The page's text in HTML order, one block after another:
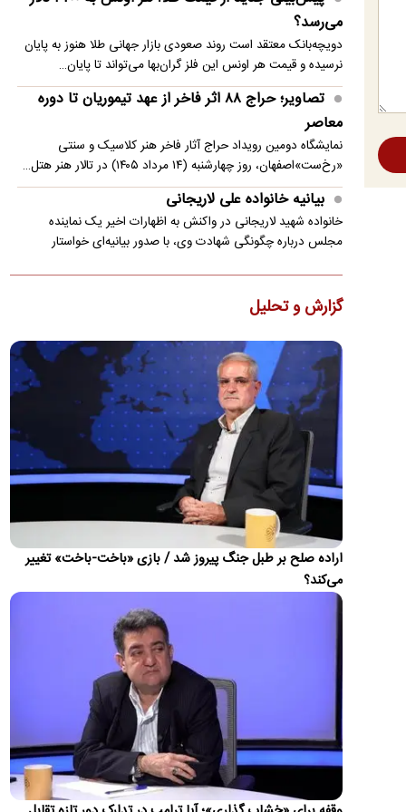
می‌رسد؟
روایت رویترز از اختلاف ایران و عمان بر سر عوارض
عبور از تنگه هرمز
بازگشایی مسیر کشتیرانی در تنگه هرمز، بر سر میزان عوارض عبور…
می‌رسد؟
نرسیده و قیمت هر اونس این فلز گران‌بها می‌تواند تا پایان…
تصاویر؛ حراج ۸۸ اثر فاخر از عهد تیموریان تا دوره
نمایشگاه دومین رویداد حراج آثار فاخر هنر کلاسیک و سنتی
«رخ‌ست»اصفهان، روز چهارشنبه (۱۴ مرداد ۱۴۰۵) در تالار هنر هتل…
بیانیه خانواده علی لاریجانی
خانواده شهید لاریجانی در واکنش به اظهارات اخیر یک نماینده
مجلس درباره چگونگی شهادت وی، با صدور بیانیه‌ای خواستار
پرهیز…
جزئیات توقیف اموال و وضعیت پرونده قضایی
تراستی‌ها
دادستان تهران گفت: تاکنون برای مدیران شرکت‌های تراستی ۵۹
پرونده تشکیل شده که در ۴۳ پرونده، قرار جلب دادرسی صادر شده
درخواست زیدآبادی برای برخورد قاطع با خرازی
زیدآبادی نوشت: «اگر قرار به پاسخگو کردن آقای خرازی در برابر
ادعاهایش باشد، این اقدام باید طبق موازین قانونی و رعایت…
آموزش سربازان کره شمالی توسط ارتش روسیه
تصاویری در شبکه‌های اجتماعی منتشر شده که گفته می‌شود مربوط
به آموزش نیروهای جدید ارتش کره شمالی توسط روس‌ها برای
حضور…
چین، نفت روسیه را جایگزین نفت عربستان کرد
شرکت سینوپک، بزرگ‌ترین پالایشگر نفت جهان، در پی کاهش عرضه
نفت از خاورمیانه، خرید نفت خام روسیه را برای تحویل در…
ادعای توافق تهران و مسقط برای بازگشایی تنگه هرمز؛
گزارش و تحلیل
اراده صلح بر طبل جنگ پیروز شد / بازی «باخت-باخت» تغییر
می‌کند؟